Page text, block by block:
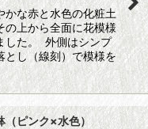
かな赤と水色の化粧土
の上から全面に花模様
した。 外側はシンプ
とし（線刻）で模様を
（ピンク×水色）